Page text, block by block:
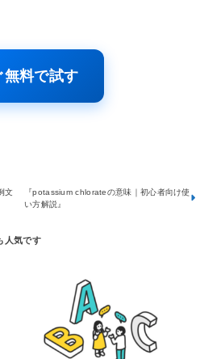
無料で試す
文
『potassium chlorateの意味｜初心者向け使
い方解説』